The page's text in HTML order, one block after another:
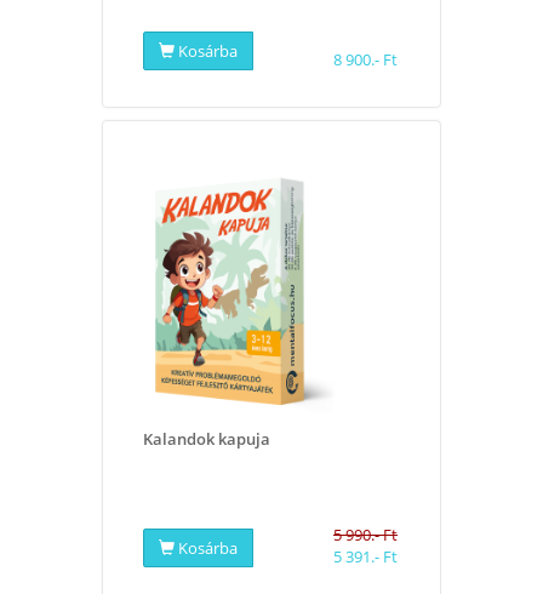
Kosárba 8 900.- Ft
Kalandok kapuja
Kosárba
5 990.- Ft
5 391.- Ft